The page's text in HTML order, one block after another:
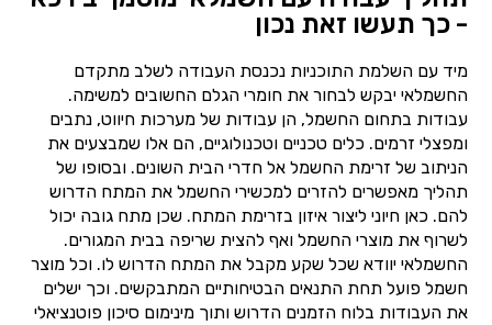
- כך תעשו זאת נכון
מיד עם השלמת התוכניות נכנסת העבודה לשלב מתקדם
החשמלאי יבקש לבחור את חומרי הגלם החשובים למשימה.
עבודות בתחום החשמל, הן עבודות של מערכות חיווט, נתבים
ומפצלי זרמים. כלים טכניים וטכנולוגיים, הם אלו שמבצעים את
הניתוב של זרימת החשמל אל חדרי הבית השונים. ובסופו של
תהליך מאפשרים להזרים למכשירי החשמל את המתח הדרוש
להם. כאן חיוני ליצור איזון בזרימת המתח. שכן מתח גובה יכול
לשרוף את מוצרי החשמל ואף להצית שריפה בבית המגורים.
החשמלאי יוודא שכל שקע מקבל את המתח הדרוש לו. וכל מוצר
חשמל פועל תחת התנאים הבטיחותיים המתבקשים. וכך ישלים
את העבודות בלוח הזמנים הדרוש ותוך מינימום סיכון פוטנציאלי